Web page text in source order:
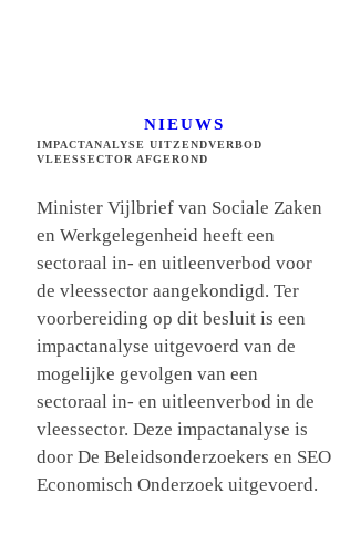
NIEUWS
IMPACTANALYSE UITZENDVERBOD
VLEESSECTOR AFGEROND
Minister Vijlbrief van Sociale Zaken
en Werkgelegenheid heeft een
sectoraal in- en uitleenverbod voor
de vleessector aangekondigd. Ter
voorbereiding op dit besluit is een
impactanalyse uitgevoerd van de
mogelijke gevolgen van een
sectoraal in- en uitleenverbod in de
vleessector. Deze impactanalyse is
door De Beleidsonderzoekers en SEO
Economisch Onderzoek uitgevoerd.